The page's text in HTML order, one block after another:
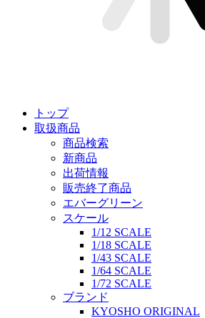
トップ
取扱商品
商品検索
新商品
出荷情報
販売終了商品
エバーグリーン
スケール
1/12 SCALE
1/18 SCALE
1/43 SCALE
1/64 SCALE
1/72 SCALE
ブランド
KYOSHO ORIGINAL